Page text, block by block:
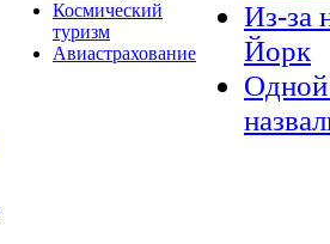
Космический
туризм
Авиастрахование
Из-за
Йорк
Одной